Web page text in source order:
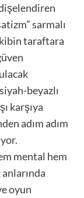
sarmalı
taraftara
beyazlı
karşıya
adım adım
mental hem
oyun